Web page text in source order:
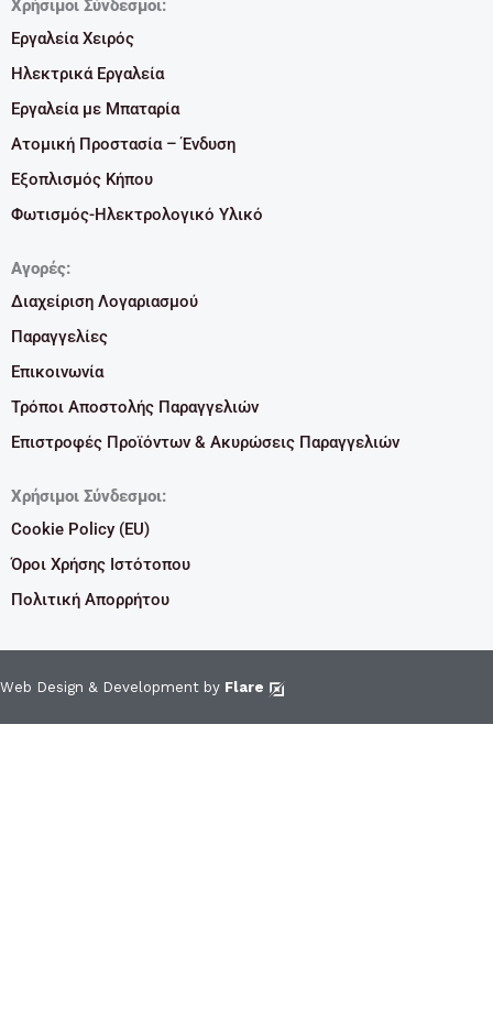
Χρήσιμοι Σύνδεσμοι:
Εργαλεία Χειρός
Ηλεκτρικά Εργαλεία
Εργαλεία με Μπαταρία
Ατομική Προστασία – Ένδυση
Εξοπλισμός Κήπου
Φωτισμός-Ηλεκτρολογικό Υλικό
Αγορές:
Διαχείριση Λογαριασμού
Παραγγελίες
Επικοινωνία
Τρόποι Αποστολής Παραγγελιών
Επιστροφές Προϊόντων & Ακυρώσεις Παραγγελιών
Χρήσιμοι Σύνδεσμοι:
Cookie Policy (EU)
Όροι Χρήσης Ιστότοπου
Πολιτική Απορρήτου
Web Design & Development by Flare